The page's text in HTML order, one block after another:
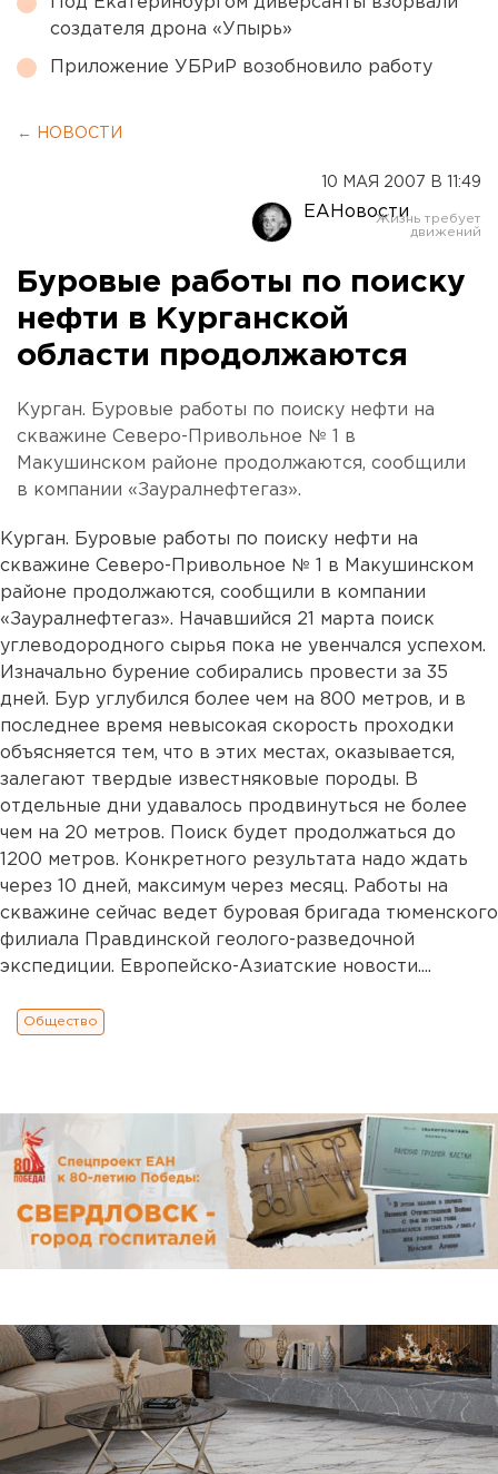
создателя дрона «Упырь»
Приложение УБРиР возобновило работу
← НОВОСТИ
10 МАЯ 2007 В 11:49
ЕАНовости
Буровые работы по поиску
нефти в Курганской
области продолжаются
Курган. Буровые работы по поиску нефти на
скважине Северо-Привольное № 1 в
Макушинском районе продолжаются, сообщили
в компании «Зауралнефтегаз».
Курган. Буровые работы по поиску нефти на
скважине Северо-Привольное № 1 в Макушинском
районе продолжаются, сообщили в компании
«Зауралнефтегаз». Начавшийся 21 марта поиск
углеводородного сырья пока не увенчался успехом.
Изначально бурение собирались провести за 35
дней. Бур углубился более чем на 800 метров, и в
последнее время невысокая скорость проходки
объясняется тем, что в этих местах, оказывается,
залегают твердые известняковые породы. В
отдельные дни удавалось продвинуться не более
чем на 20 метров. Поиск будет продолжаться до
1200 метров. Конкретного результата надо ждать
через 10 дней, максимум через месяц. Работы на
скважине сейчас ведет буровая бригада тюменского
филиала Правдинской геолого-разведочной
экспедиции. Европейско-Азиатские новости....
Общество